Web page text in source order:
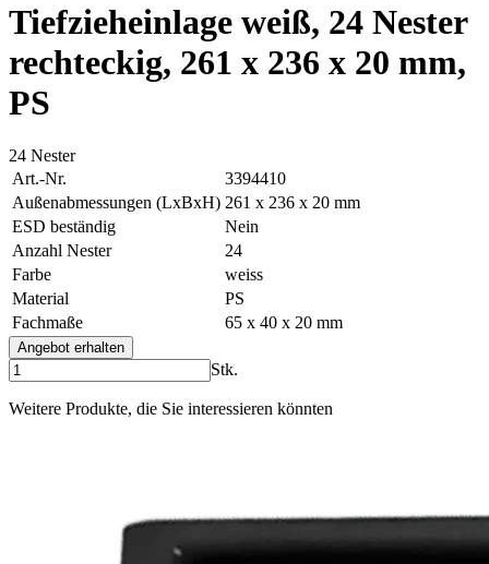
Tiefzieheinlage weiß, 24 Nester
rechteckig, 261 x 236 x 20 mm,
PS
24 Nester
Art.-Nr.
3394410
Außenabmessungen (LxBxH) 261 x 236 x 20 mm
ESD beständig
Nein
Anzahl Nester
24
Farbe
weiss
Material
PS
Fachmaße
65 x 40 x 20 mm
Angebot erhalten
Stk.
Weitere Produkte, die Sie interessieren könnten